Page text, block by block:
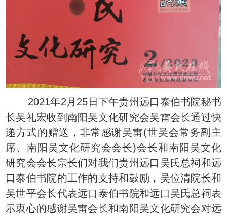
2021年2月25日下午贵州远口泰伯书院秘书
长吴礼宏收到南阳吴文化研究会吴雷会长通过快
递方式的赠送，非常感谢吴雷(世吴会常务副主
席、南阳吴文化研究会会长)会长和南阳吴文化
研究会会长宗长们对我们贵州远口吴氏总祠和远
口泰伯书院的工作的支持和鼓励，吴位清院长和
吴世平会长代表远口泰伯书院和远口吴氏总祠表
示衷心的感谢吴雷会长和南阳吴文化研究会对远